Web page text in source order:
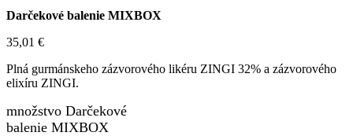
Darčekové balenie MIXBOX
35,01 €
Plná gurmánskeho zázvorového likéru ZINGI 32% a zázvorového
elixíru ZINGI.
množstvo Darčekové
balenie MIXBOX